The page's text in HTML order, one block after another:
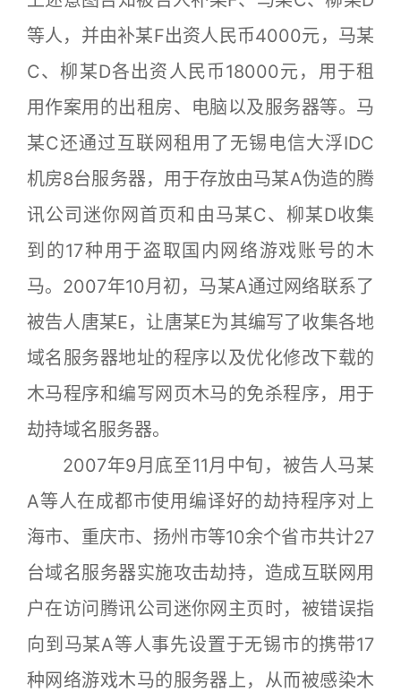
等人，并由补某F出资人民币4000元，马某
C、柳某D各出资人民币18000元，用于租
用作案用的出租房、电脑以及服务器等。马
某C还通过互联网租用了无锡电信大浮IDC
机房8台服务器，用于存放由马某A伪造的腾
讯公司迷你网首页和由马某C、柳某D收集
到的17种用于盗取国内网络游戏账号的木
马。2007年10月初，马某A通过网络联系了
被告人唐某E，让唐某E为其编写了收集各地
域名服务器地址的程序以及优化修改下载的
木马程序和编写网页木马的免杀程序，用于
劫持域名服务器。
2007年9月底至11月中旬，被告人马某
A等人在成都市使用编译好的劫持程序对上
海市、重庆市、扬州市等10余个省市共计27
台域名服务器实施攻击劫持，造成互联网用
户在访问腾讯公司迷你网主页时，被错误指
向到马某A等人事先设置于无锡市的携带17
种网络游戏木马的服务器上，从而被感染木